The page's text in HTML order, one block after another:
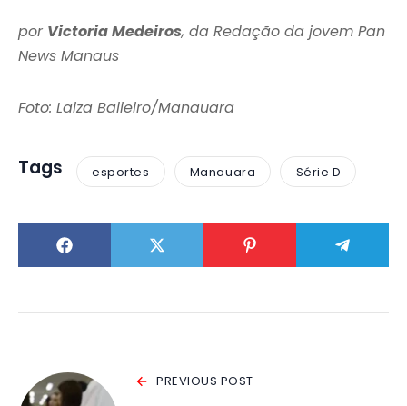
por Victoria Medeiros, da Redação da jovem Pan
News Manaus
Foto: Laiza Balieiro/Manauara
Tags esportes Manauara Série D
PREVIOUS POST